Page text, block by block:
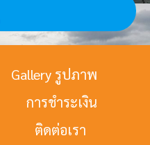
Gallery รูปภาพ
การชำระเงิน
ติดต่อเรา